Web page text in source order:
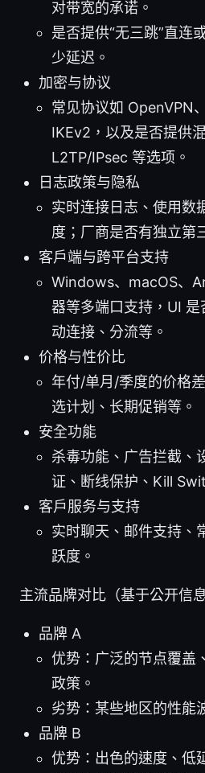
对带宽的承诺。
是否提供“无三跳”直连
少延迟。
加密与协议
常见协议如 OpenVPN
IKEv2，以及是否提供
L2TP/IPsec 等选项。
日志政策与隐私
实时连接日志、使用数
度；厂商是否有独立第
客户端与跨平台支持
Windows、macOS、
器等多端口支持，UI
动连接、分流等。
价格与性价比
年付/单月/季度的价格
选计划、长期促销等。
安全功能
杀毒功能、广告拦截、
证、断线保护、Kill
客户服务与支持
实时聊天、邮件支持、
跃度。
主流品牌对比（基于公开信
品牌 A
优势：广泛的节点覆盖
政策。
劣势：某些地区的性能
品牌 B
优势：出色的速度、低